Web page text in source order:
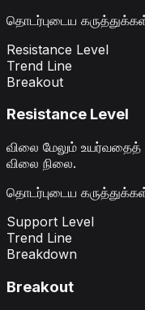
தொடர்புடைய
Resistance Level
Trend Line
Breakout
Resistance Level
விலை மேலும் உயர்வதைத்
விலை நிலை.
தொடர்புடைய
Support Level
Trend Line
Breakdown
Breakout